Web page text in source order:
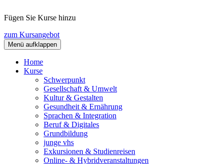
Fügen Sie Kurse hinzu
zum Kursangebot
Menü aufklappen
Home
Kurse
Schwerpunkt
Gesellschaft & Umwelt
Kultur & Gestalten
Gesundheit & Ernährung
Sprachen & Integration
Beruf & Digitales
Grundbildung
junge vhs
Exkursionen & Studienreisen
Online- & Hybridveranstaltungen